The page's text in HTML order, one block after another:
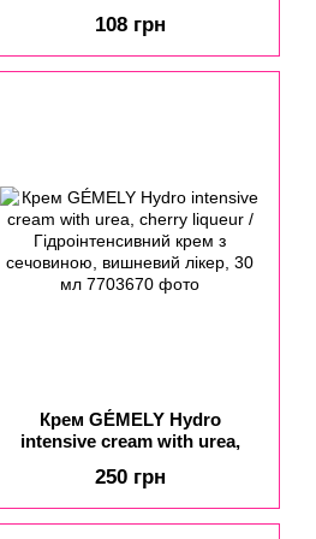
Shelly 45 мл
108 грн
Крем GÉMELY Hydro
intensive cream with urea,
Гідроінтенсивний крем з
сечовиною, вишневий лікер,
30 мл
250 грн